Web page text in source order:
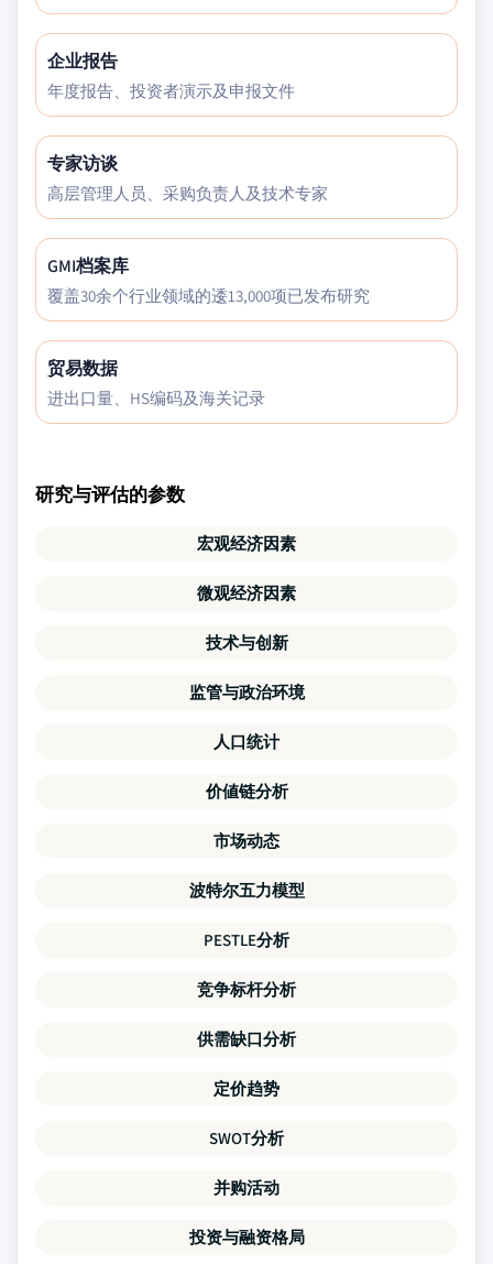
企业报告
年度报告、投资者演示及申报文件
专家访谈
高层管理人员、采购负责人及技术专家
GMI档案库
覆盖30余个行业领域的逶13,000项已发布研究
贸易数据
进出口量、HS编码及海关记录
研究与评估的参数
宏观经济因素
微观经济因素
技术与创新
监管与政治环境
人口统计
价値链分析
市场动态
波特尔五力模型
PESTLE分析
竞争标杆分析
供需缺口分析
定价趋势
SWOT分析
并购活动
投资与融资格局